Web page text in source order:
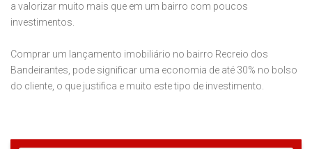
a valorizar muito mais que em um bairro com poucos
investimentos.
Comprar um lançamento imobiliário no bairro Recreio dos
Bandeirantes, pode significar uma economia de até 30% no bolso
do cliente, o que justifica e muito este tipo de investimento.